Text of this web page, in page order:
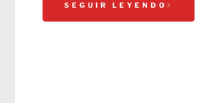
SEGUIR LEYENDO